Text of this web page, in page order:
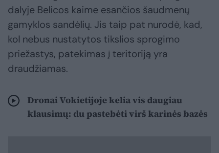
dalyje Belicos kaime esančios šaudmenų
gamyklos sandėlių. Jis taip pat nurodė, kad,
kol nebus nustatytos tikslios sprogimo
priežastys, patekimas į teritoriją yra
draudžiamas.
Dronai Vokietijoje kelia vis daugiau
klausimų: du pastebėti virš karinės bazės